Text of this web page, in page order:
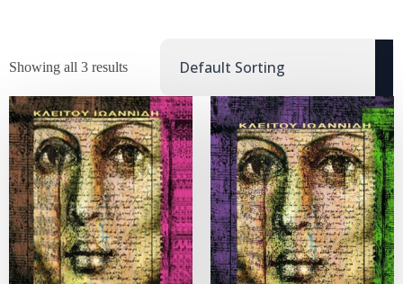
Showing all 3 results